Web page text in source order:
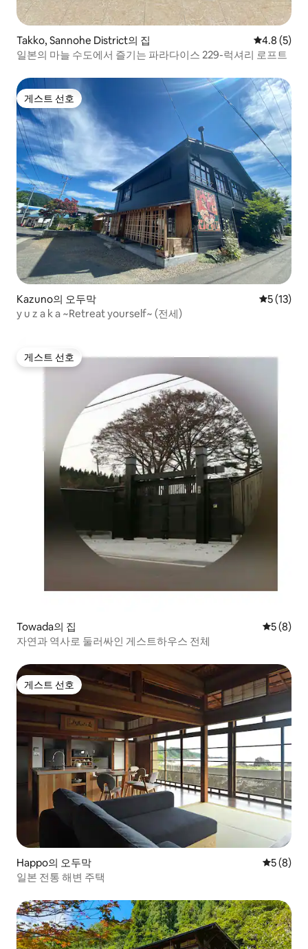
Takko, Sannohe District의 집 평점 4.8점
4.8 (5)
일본의 마늘 수도에서 즐기는 파라다이스 229-럭셔리 로프트
게스트 선호
게스트 선호
Kazuno의 오두막 평점 5점
5 (13)
y u z a k a ~Retreat yourself~ (전세)
게스트 선호
게스트 선호
Towada의 집 평점 5점
5 (8)
자연과 역사로 둘러싸인 게스트하우스 전체
게스트 선호
게스트 선호
Happo의 오두막 평점 5점
5 (8)
일본 전통 해변 주택